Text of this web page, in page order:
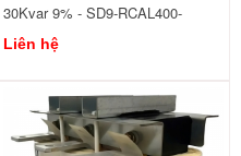
30Kvar 9% - SD9-RCAL400-
440/30
Liên hệ